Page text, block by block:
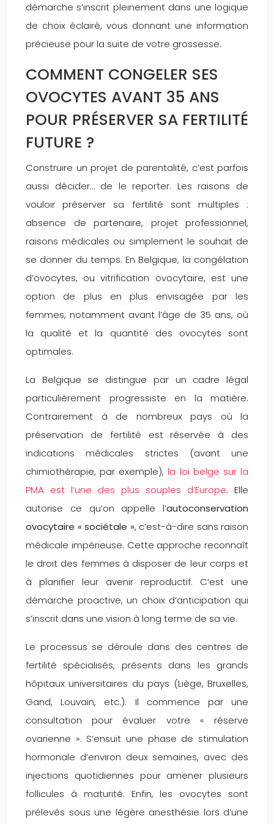
démarche s’inscrit pleinement dans une logique
de choix éclairé, vous donnant une information
précieuse pour la suite de votre grossesse.
COMMENT CONGELER SES
OVOCYTES AVANT 35 ANS
POUR PRÉSERVER SA FERTILITÉ
FUTURE ?
Construire un projet de parentalité, c’est parfois
aussi décider… de le reporter. Les raisons de
vouloir préserver sa fertilité sont multiples :
absence de partenaire, projet professionnel,
raisons médicales ou simplement le souhait de
se donner du temps. En Belgique, la congélation
d’ovocytes, ou vitrification ovocytaire, est une
option de plus en plus envisagée par les
femmes, notamment avant l’âge de 35 ans, où
la qualité et la quantité des ovocytes sont
optimales.
La Belgique se distingue par un cadre légal
particulièrement progressiste en la matière.
Contrairement à de nombreux pays où la
préservation de fertilité est réservée à des
indications médicales strictes (avant une
chimiothérapie, par exemple),la loi belge sur la
PMA est l’une des plus souples d’Europe. Elle
autorise ce qu’on appelle l’autoconservation
ovocytaire « sociétale », c’est-à-dire sans raison
médicale impérieuse. Cette approche reconnaît
le droit des femmes à disposer de leur corps et
à planifier leur avenir reproductif. C’est une
démarche proactive, un choix d’anticipation qui
s’inscrit dans une vision à long terme de sa vie.
Le processus se déroule dans des centres de
fertilité spécialisés, présents dans les grands
hôpitaux universitaires du pays (Liège, Bruxelles,
Gand, Louvain, etc.). Il commence par une
consultation pour évaluer votre « réserve
ovarienne ». S’ensuit une phase de stimulation
hormonale d’environ deux semaines, avec des
injections quotidiennes pour amener plusieurs
follicules à maturité. Enfin, les ovocytes sont
prélevés sous une légère anesthésie lors d’une